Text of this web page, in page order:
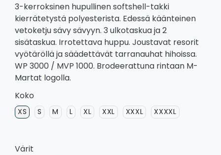
3-kerroksinen hupullinen softshell-takki
kierrätetystä polyesterista. Edessä käänteinen
vetoketju sävy sävyyn. 3 ulkotaskua ja 2
sisätaskua. Irrotettava huppu. Joustavat resorit
vyötäröllä ja säädettävät tarranauhat hihoissa.
WP 3000 / MVP 1000. Brodeerattuna rintaan M-
Martat logolla.
Koko
XS S M L XL XXL XXXL XXXXL
Värit